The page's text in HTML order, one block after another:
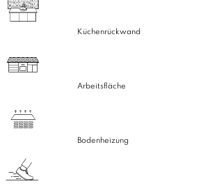
Küchenrückwand
Arbeitsfläche
Bodenheizung